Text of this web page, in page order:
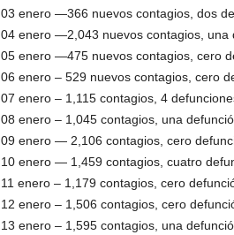
03 enero —366 nuevos contagios, dos
04 enero —2,043 nuevos contagios, una
05 enero —475 nuevos contagios, cero
06 enero – 529 nuevos contagios, cero
07 enero – 1,115 contagios, 4
08 enero – 1,045 contagios, una
09 enero — 2,106 contagios, cero
10 enero — 1,459 contagios, cuatro
11 enero – 1,179 contagios, cero
12 enero – 1,506 contagios, cero
13 enero – 1,595 contagios, una